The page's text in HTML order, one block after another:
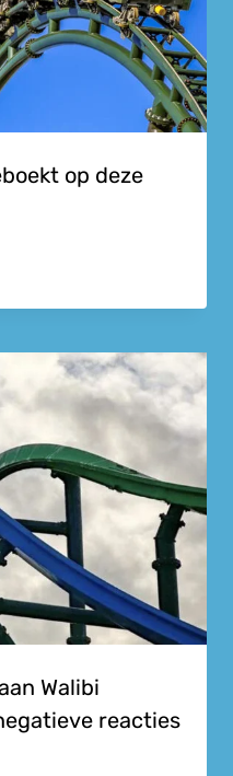
op deze
Walibi
reacties